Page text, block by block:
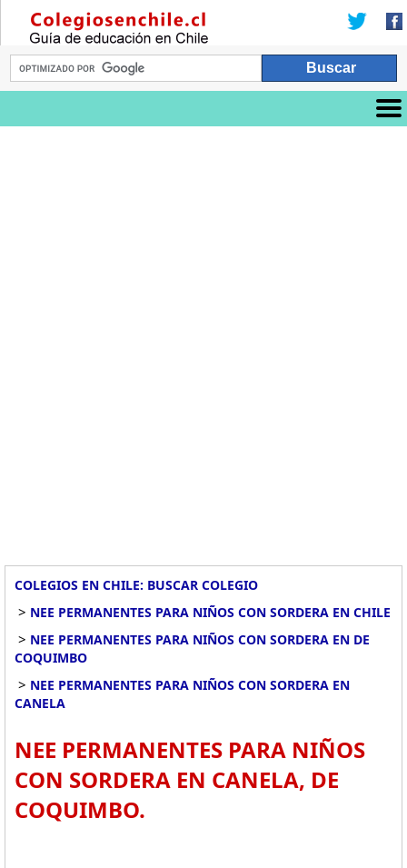
COLEGIOS EN CHILE: BUSCAR COLEGIO
> NEE PERMANENTES PARA NIÑOS CON SORDERA EN CHILE
> NEE PERMANENTES PARA NIÑOS CON SORDERA EN DE
COQUIMBO
> NEE PERMANENTES PARA NIÑOS CON SORDERA EN
CANELA
NEE PERMANENTES PARA NIÑOS
CON SORDERA EN CANELA, DE
COQUIMBO.